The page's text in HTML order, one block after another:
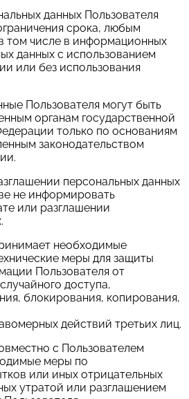
данных Пользователя
срока, любым
том числе в информационных
данных с использованием
или без использования
Пользователя могут быть
органам государственной
только по основаниям
законодательством
персональных данных
не информировать
или разглашении
необходимые
меры для защиты
Пользователя от
доступа,
блокирования, копирования,
действий третьих лиц.
с Пользователем
меры по
или иных отрицательных
утратой или разглашением